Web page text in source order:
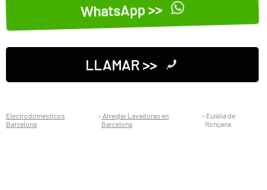
WhatsApp >>
LLAMAR >>
Electrodomesticos
Barcelona
Arreglar Lavadoras en
Barcelona
Eulàlia de
Ronçana